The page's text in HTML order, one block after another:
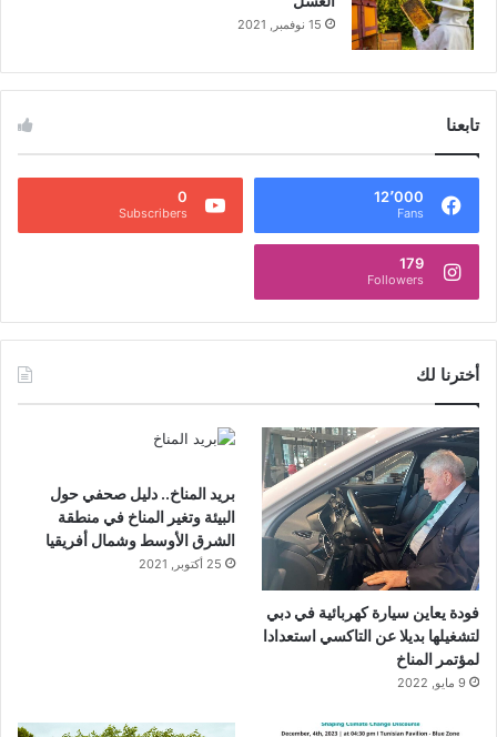
15 نوفمبر, 2021
تابعنا
12٬000
Fans
0
Subscribers
179
Followers
أخترنا لك
فودة يعاين سيارة كهربائية في دبي
لتشغيلها بديلا عن التاكسي استعدادا
لمؤتمر المناخ
9 مايو, 2022
بريد المناخ.. دليل صحفي حول
البيئة وتغير المناخ في منطقة
الشرق الأوسط وشمال أفريقيا
25 أكتوبر, 2021